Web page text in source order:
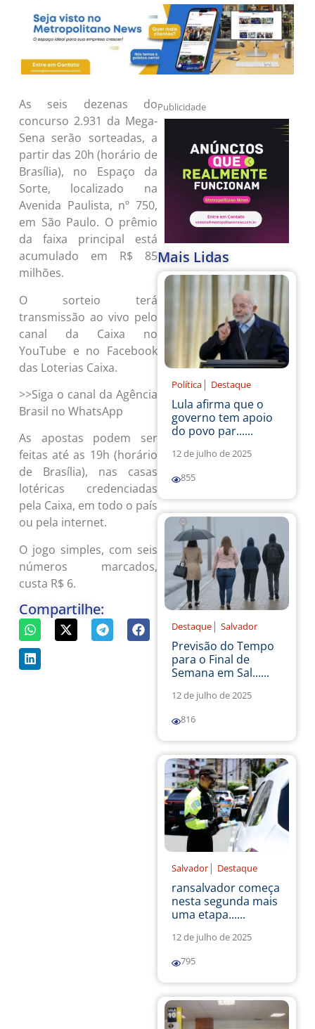
As seis dezenas do
concurso 2.931 da Mega-
Sena serão sorteadas, a
partir das 20h (horário de
Brasília), no Espaço da
Sorte, localizado na
Avenida Paulista, nº 750,
em São Paulo. O prêmio
da faixa principal está
acumulado em R$ 85
milhões.
O sorteio terá
transmissão ao vivo pelo
canal da Caixa no
YouTube e no Facebook
das Loterias Caixa.
>>Siga o canal da Agência
Brasil no WhatsApp
As apostas podem ser
feitas até as 19h (horário
de Brasília), nas casas
lotéricas credenciadas
pela Caixa, em todo o país
ou pela internet.
O jogo simples, com seis
números marcados,
custa R$ 6.
Compartilhe:
Publicidade
Mais Lidas
Política | Destaque
Lula afirma que o
governo tem apoio
do povo par......
12 de julho de 2025
855
Destaque | Salvador
Previsão do Tempo
para o Final de
Semana em Sal......
12 de julho de 2025
816
Salvador | Destaque
ransalvador começa
nesta segunda mais
uma etapa......
12 de julho de 2025
795